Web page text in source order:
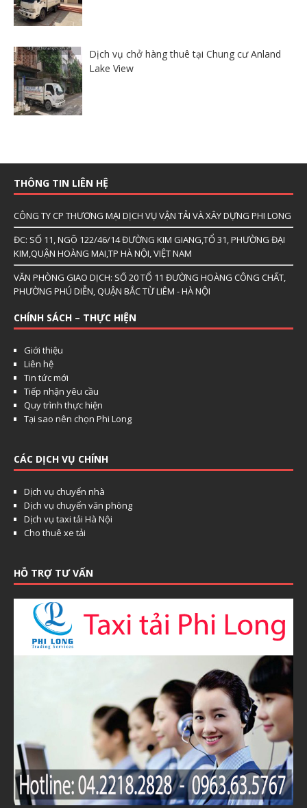
Dịch vụ chở hàng thuê tại Chung cư Anland
Lake View
THÔNG TIN LIÊN HỆ
CÔNG TY CP THƯƠNG MẠI DỊCH VỤ VẬN TẢI VÀ XÂY DỰNG PHI LONG
ĐC: SỐ 11, NGÕ 122/46/14 ĐƯỜNG KIM GIANG,TỔ 31, PHƯỜNG ĐẠI
KIM,QUẬN HOÀNG MAI,TP HÀ NỘI, VIỆT NAM
VĂN PHÒNG GIAO DỊCH: SỐ 20 TỔ 11 ĐƯỜNG HOÀNG CÔNG CHẤT,
PHƯỜNG PHÚ DIỄN, QUẬN BẮC TỪ LIÊM - HÀ NỘI
CHÍNH SÁCH – THỰC HIỆN
Giới thiệu
Liên hệ
Tin tức mới
Tiếp nhận yêu cầu
Quy trình thực hiện
Tại sao nên chọn Phi Long
CÁC DỊCH VỤ CHÍNH
Dịch vụ chuyển nhà
Dịch vụ chuyển văn phòng
Dịch vụ taxi tải Hà Nội
Cho thuê xe tải
HỖ TRỢ TƯ VẤN